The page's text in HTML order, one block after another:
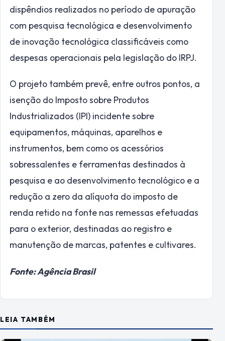
dispêndios realizados no período de apuração
com pesquisa tecnológica e desenvolvimento
de inovação tecnológica classificáveis como
despesas operacionais pela legislação do IRPJ.
O projeto também prevê, entre outros pontos, a
isenção do Imposto sobre Produtos
Industrializados (IPI) incidente sobre
equipamentos, máquinas, aparelhos e
instrumentos, bem como os acessórios
sobressalentes e ferramentas destinados à
pesquisa e ao desenvolvimento tecnológico e a
redução a zero da alíquota do imposto de
renda retido na fonte nas remessas efetuadas
para o exterior, destinadas ao registro e
manutenção de marcas, patentes e cultivares.
Fonte: Agência Brasil
LEIA TAMBÉM